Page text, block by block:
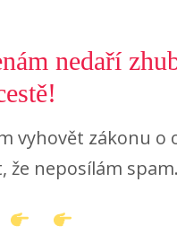
nedaří
vyhovět zákonu o
že neposílám spam.